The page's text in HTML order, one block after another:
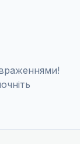
Бон» і